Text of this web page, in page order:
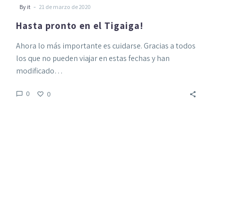
By it - 21 de marzo de 2020
Hasta pronto en el Tigaiga!
Ahora lo más importante es cuidarse. Gracias a todos
los que no pueden viajar en estas fechas y han
modificado…
0 0